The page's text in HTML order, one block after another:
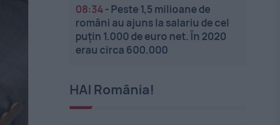
08:34- Peste 1,5 milioane de
români au ajuns la salariu de cel
puțin 1.000 de euro net. În 2020
erau circa 600.000
HAI România!